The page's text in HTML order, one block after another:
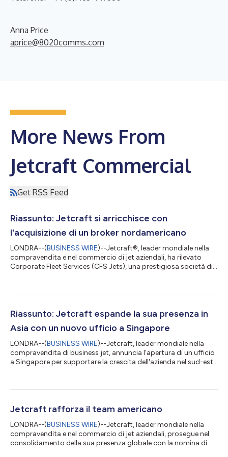
Anna Price
aprice@8020comms.com
More News From
Jetcraft Commercial
Get RSS Feed
Riassunto: Jetcraft si arricchisce con
l'acquisizione di un broker nordamericano
LONDRA--(BUSINESS WIRE)--Jetcraft®, leader mondiale nella
compravendita e nel commercio di jet aziendali, ha rilevato
Corporate Fleet Services (CFS Jets), una prestigiosa società di
Presidente di Jetcraft, dichiara: “Da oltre 60 anni, Jetcraft fissa
attenzione sui jet super-midsize, large e a ultra lungo raggio. C...
Riassunto: Jetcraft espande la sua presenza in
Asia con un nuovo ufficio a Singapore
LONDRA--(BUSINESS WIRE)--Jetcraft, leader mondiale nella
compravendita di business jet, annuncia l'apertura di un ufficio
a Singapore per supportare la crescita dell'azienda nel sud-est
oltre dieci anni nell'aviazione commerciale. Tim Yue lavorerà in
Dixon, che supervisionerà tutte le attività nella region...
Jetcraft rafforza il team americano
LONDRA--(BUSINESS WIRE)--Jetcraft, leader mondiale nella
compravendita e nel commercio di jet aziendali, prosegue nel
consolidamento della sua presenza globale con la nomina di